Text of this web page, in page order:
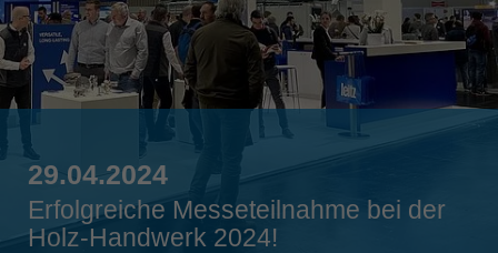
România
Română
Schweiz
deutsch français
Singapore
english
Slovenija
29.04.2024
Erfolgreiche Messeteilnahme bei der
Holz-Handwerk 2024!